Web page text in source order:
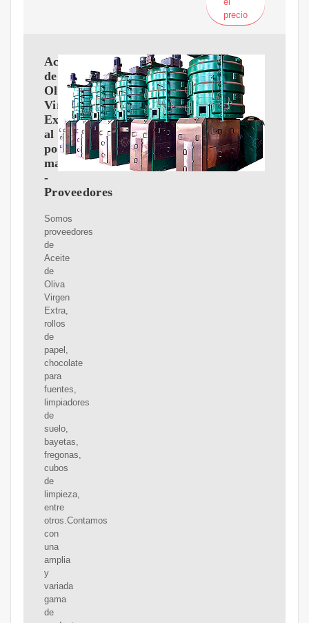
precio
Aceite
de
Oliva
Virgen
Extra
al
por
mayor
-
Proveedores
Somos
proveedores
de
Aceite
de
Oliva
Virgen
Extra,
rollos
de
papel,
chocolate
para
fuentes,
limpiadores
de
suelo,
bayetas,
fregonas,
cubos
de
limpieza,
entre
otros.Contamos
con
una
amplia
y
variada
gama
de